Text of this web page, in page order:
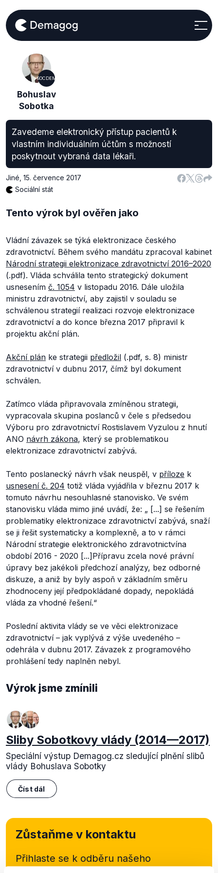
SOCDEM
Bohuslav
Sobotka
Zavedeme elektronický přístup pacientů k
vlastním individuálním účtům s možností
poskytnout vybraná data lékaři.
Jiné 15. července 2017
Sociální stát
Tento výrok byl ověřen jako
Vládní závazek se týká elektronizace českého
zdravotnictví. Během svého mandátu zpracoval kabinet
Národní strategii elektronizace zdravotnictví 2016–2020
(.pdf). Vláda schválila tento strategický dokument
usnesením č. 1054 v listopadu 2016. Dále uložila
ministru zdravotnictví, aby zajistil v souladu se
schválenou strategií realizaci rozvoje elektronizace
zdravotnictví a do konce března 2017 připravil k
projektu akční plán.
Akční plán ke strategii předložil (.pdf, s. 8) ministr
zdravotnictví v dubnu 2017, čímž byl dokument
schválen.
Zatímco vláda připravovala zmíněnou strategii,
vypracovala skupina poslanců v čele s předsedou
Výboru pro zdravotnictví Rostislavem Vyzulou z hnutí
ANO návrh zákona, který se problematikou
elektronizace zdravotnictví zabývá.
Tento poslanecký návrh však neuspěl, v příloze k
usnesení č. 204 totiž vláda vyjádřila v březnu 2017 k
tomuto návrhu nesouhlasné stanovisko. Ve svém
stanovisku vláda mimo jiné uvádí, že: „ [...] se řešením
problematiky elektronizace zdravotnictví zabývá, snaží
se ji řešit systematicky a komplexně, a to v rámci
Národní strategie elektronického zdravotnictvína
období 2016 - 2020 [...] Přípravu zcela nové právní
úpravy bez jakékoli předchozí analýzy, bez odborné
diskuze, a aniž by byly aspoň v základním směru
zhodnoceny její předpokládané dopady, nepokládá
vláda za vhodné řešení.“
Poslední aktivita vlády se ve věci elektronizace
zdravotnictví – jak vyplývá z výše uvedeného –
odehrála v dubnu 2017. Závazek z programového
prohlášení tedy naplněn nebyl.
Výrok jsme zmínili
Sliby Sobotkovy vlády (2014—2017)
Speciální výstup Demagog.cz sledující plnění slibů
vlády Bohuslava Sobotky
Číst dál
Zůstaňme v kontaktu
Přihlaste se k odběru našeho